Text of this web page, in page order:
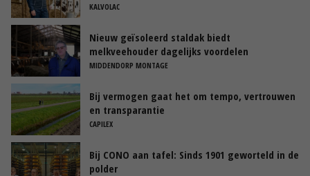
KALVOLAC
Nieuw geïsoleerd staldak biedt
melkveehouder dagelijks voordelen
MIDDENDORP MONTAGE
Bij vermogen gaat het om tempo, vertrouwen
en transparantie
CAPILEX
Bij CONO aan tafel: Sinds 1901 geworteld in de
polder